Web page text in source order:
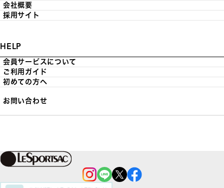
会社概要
採用サイト
HELP
会員サービスについて
ご利用ガイド
初めての方へ
お問い合わせ